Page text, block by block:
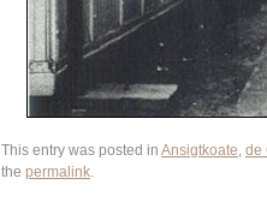
This entry was posted in Ansigtkoate, de
the permalink.